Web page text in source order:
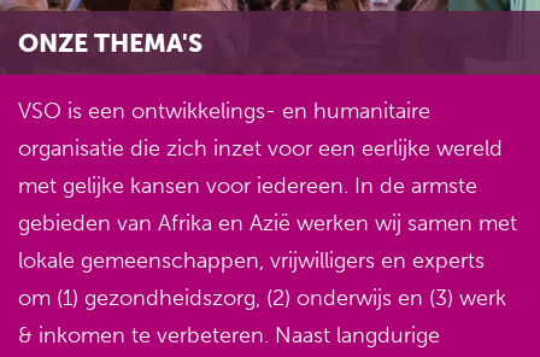
ONZE THEMA'S
VSO is een ontwikkelings- en humanitaire
organisatie die zich inzet voor een eerlijke wereld
met gelijke kansen voor iedereen. In de armste
gebieden van Afrika en Azië werken wij samen met
lokale gemeenschappen, vrijwilligers en experts
om (1) gezondheidszorg, (2) onderwijs en (3) werk
& inkomen te verbeteren. Naast langdurige